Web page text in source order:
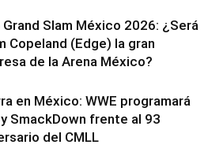
Grand Slam México 2026: ¿Será
Copeland (Edge) la gran
de la Arena México?
en México: WWE programará
SmackDown frente al 93
del CMLL